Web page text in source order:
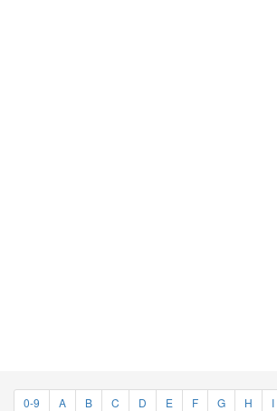
0-9 A B C D E F G H I